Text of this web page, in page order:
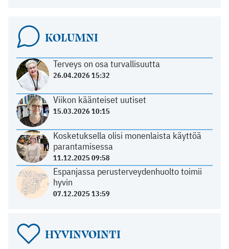
KOLUMNI
Terveys on osa turvallisuutta
26.04.2026 15:32
Viikon käänteiset uutiset
15.03.2026 10:15
Kosketuksella olisi monenlaista käyttöä
parantamisessa
11.12.2025 09:58
Espanjassa perusterveydenhuolto toimii
hyvin
07.12.2025 13:59
HYVINVOINTI